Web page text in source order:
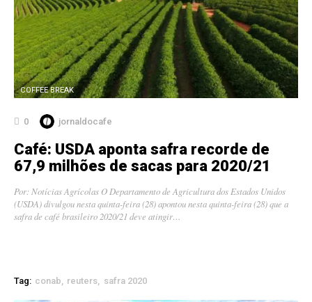
COFFEE BREAK
0 jornaldocafe
Café: USDA aponta safra recorde de
67,9 milhões de sacas para 2020/21
Por: Notícias Agrícolas O Departamento de Agricultura dos Estados Unidos
(USDA) divulgou nesta quinta-feira (28) apontou nesta quinta-feira (28) que a
safra de café brasileiro 2020/21 deve atingir…
Tag: conab reuters safra 2020